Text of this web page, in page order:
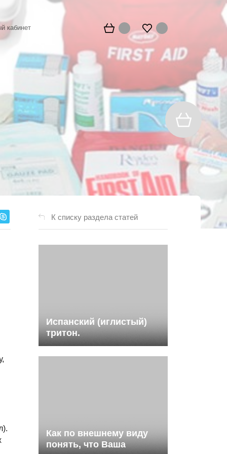
кабинет
К списку раздела статей
Испанский (иглистый)
тритон.
Как по внешнему виду
понять, что Ваша